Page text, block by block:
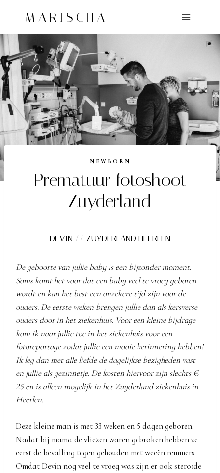
inhoud
MARISCHA
NEWBORN
Prematuur fotoshoot
Zuyderland
DEVIN // ZUYDERLAND HEERLEN
De geboorte van jullie baby is een bijzonder moment.
Soms komt het voor dat een baby veel te vroeg geboren
wordt en kan het best een onzekere tijd zijn voor de
ouders. De eerste weken brengen jullie dan als kersverse
ouders door in het ziekenhuis. Voor een kleine bijdrage
kom ik naar jullie toe in het ziekenhuis voor een
fotoreportage zodat jullie een mooie herinnering hebben!
Ik leg dan met alle liefde de dagelijkse bezigheden vast
en jullie als gezinnetje. De kosten hiervoor zijn slechts €
25 en is alleen mogelijk in het Zuyderland ziekenhuis in
Heerlen.
Deze kleine man is met 33 weken en 5 dagen geboren.
Nadat bij mama de vliezen waren gebroken hebben ze
eerst de bevalling tegen gehouden met weeën remmers.
Omdat Devin nog veel te vroeg was zijn er ook steroïde